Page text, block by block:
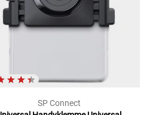
SP Connect